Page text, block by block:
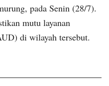
pada Senin (28/7).
mutu layanan
di wilayah tersebut.